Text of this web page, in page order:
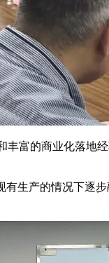
富的商业化落地
生产的情况下逐